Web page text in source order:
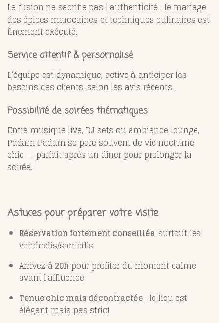
La fusion ne sacrifie pas l’authenticité : le mariage
des épices marocaines et techniques culinaires est
finement exécuté.
Service attentif & personnalisé
L’équipe est dynamique, active à anticiper les
besoins des clients, selon les avis récents.
Possibilité de soirées thématiques
Entre musique live, DJ sets ou ambiance lounge,
Padam Padam se pare souvent de vie nocturne
chic — parfait après un dîner pour prolonger la
soirée.
Astuces pour préparer votre visite
Réservation fortement conseillée, surtout les
vendredis/samedis
Arrivez à 20h pour profiter du moment calme
avant l'affluence
Tenue chic mais décontractée : le lieu est
élégant mais pas strict